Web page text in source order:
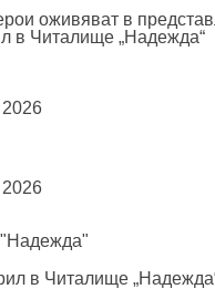
оживяват в
в Читалище „Надежда“
в Читалище